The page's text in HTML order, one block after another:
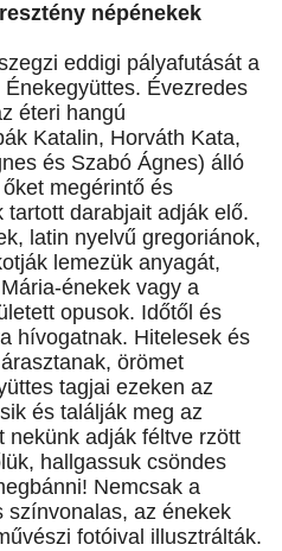
népénekek
eddigi pályafutását a
Évezredes
éteri hangú
Katalin, Horváth Kata,
és Szabó Ágnes) álló
megérintő és
tartott darabjait adják elő.
latin nyelvű gregoriánok,
lemezük anyagát,
énekek vagy a
opusok. Időtől és
hívogatnak. Hitelesek és
örömet
tagjai ezeken az
és találják meg az
nekünk adják féltve rzött
hallgassuk csöndes
Nemcsak a
színvonalas, az énekek
fotóival illusztrálták.